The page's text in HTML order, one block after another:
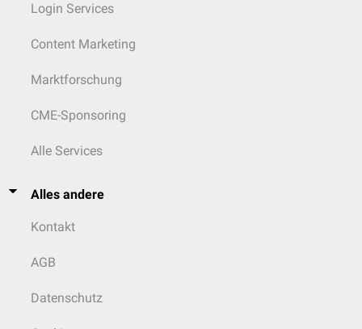
Login Services
Content Marketing
Marktforschung
CME-Sponsoring
Alle Services
Alles andere
Kontakt
AGB
Datenschutz